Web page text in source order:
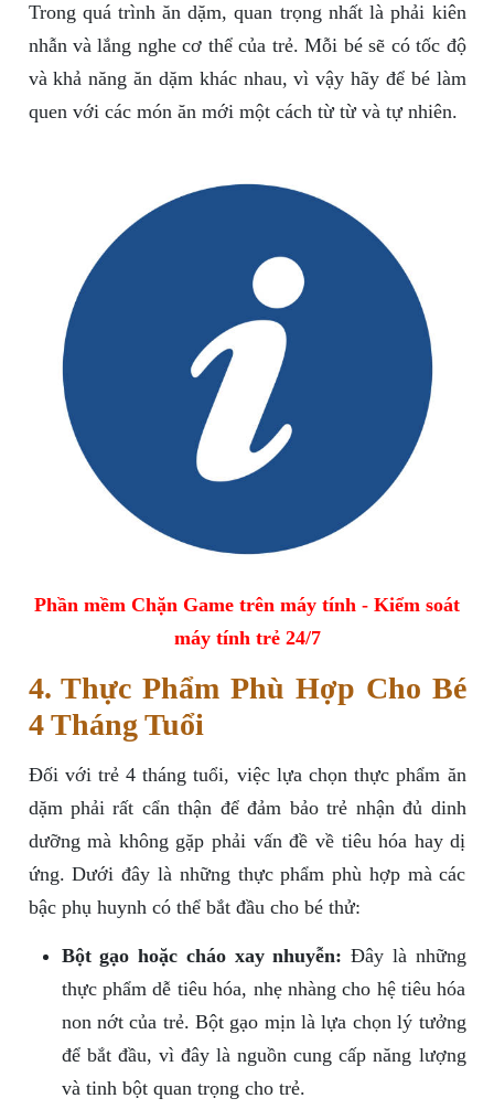
Trong quá trình ăn dặm, quan trọng nhất là phải kiên
nhẫn và lắng nghe cơ thể của trẻ. Mỗi bé sẽ có tốc độ
và khả năng ăn dặm khác nhau, vì vậy hãy để bé làm
quen với các món ăn mới một cách từ từ và tự nhiên.
Phần mềm Chặn Game trên máy tính - Kiểm soát
máy tính trẻ 24/7
4. Thực Phẩm Phù Hợp Cho Bé
4 Tháng Tuổi
Đối với trẻ 4 tháng tuổi, việc lựa chọn thực phẩm ăn
dặm phải rất cẩn thận để đảm bảo trẻ nhận đủ dinh
dưỡng mà không gặp phải vấn đề về tiêu hóa hay dị
ứng. Dưới đây là những thực phẩm phù hợp mà các
bậc phụ huynh có thể bắt đầu cho bé thử:
Bột gạo hoặc cháo xay nhuyễn: Đây là những
thực phẩm dễ tiêu hóa, nhẹ nhàng cho hệ tiêu hóa
non nớt của trẻ. Bột gạo mịn là lựa chọn lý tưởng
để bắt đầu, vì đây là nguồn cung cấp năng lượng
và tinh bột quan trọng cho trẻ.